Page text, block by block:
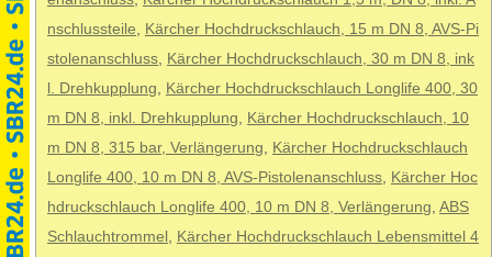
nschlussteile, Kärcher Hochdruckschlauch, 15 m DN 8, AVS-Pi
stolenanschluss, Kärcher Hochdruckschlauch, 30 m DN 8, ink
l. Drehkupplung, Kärcher Hochdruckschlauch Longlife 400, 30
m DN 8, inkl. Drehkupplung, Kärcher Hochdruckschlauch, 10
m DN 8, 315 bar, Verlängerung, Kärcher Hochdruckschlauch
Longlife 400, 10 m DN 8, AVS-Pistolenanschluss, Kärcher Hoc
hdruckschlauch Longlife 400, 10 m DN 8, Verlängerung, ABS
Schlauchtrommel , Kärcher Hochdruckschlauch Lebensmittel 4